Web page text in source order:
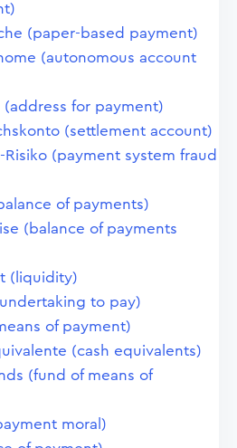
(paper-based payment)
(autonomous account
(address for payment)
(settlement account)
(payment system fraud
of payments)
(balance of payments
(liquidity)
to pay)
of payment)
(cash equivalents)
(fund of means of
moral)